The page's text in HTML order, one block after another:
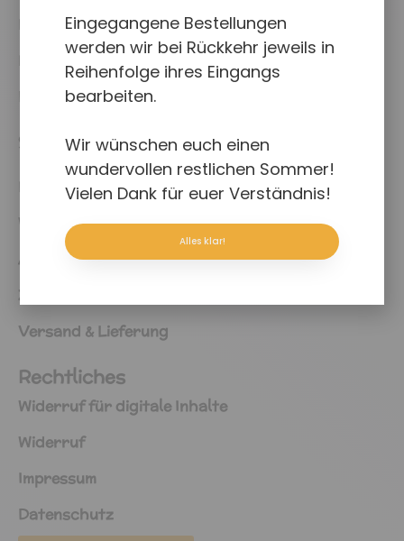
Downloads
Shop
Warenkorb
Allgemeine Geschäftsbedingungen
Zahlungsweisen
Versand & Lieferung
Rechtliches
Widerruf für digitale Inhalte
Widerruf
Impressum
Datenschutz
Eingegangene Bestellungen
werden wir bei Rückkehr jeweils in
Reihenfolge ihres Eingangs
bearbeiten.
Wir wünschen euch einen
wundervollen restlichen Sommer!
Vielen Dank für euer Verständnis!
Alles klar!